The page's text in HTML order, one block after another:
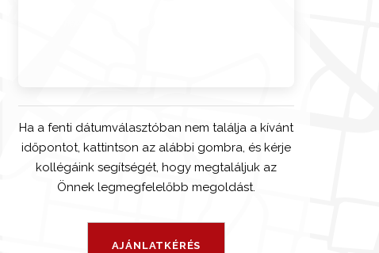
Ha a fenti dátumválasztóban nem találja a kívánt
időpontot, kattintson az alábbi gombra, és kérje
kollégáink segítségét, hogy megtaláljuk az
Önnek legmegfelelőbb megoldást.